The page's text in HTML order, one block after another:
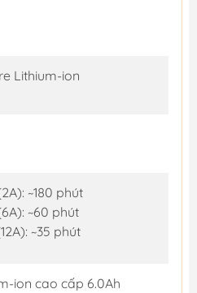
Lithium-ion
~180 phút
~60 phút
~35 phút
ion cao cấp 6.0Ah